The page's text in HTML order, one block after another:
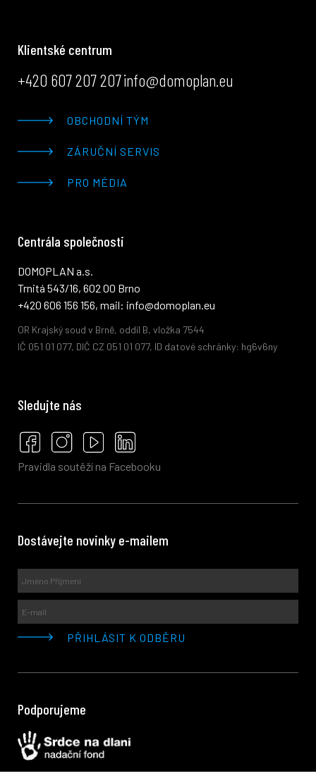
Klientské centrum
+420 607 207 207info@domoplan.eu
OBCHODNÍ TÝM
ZÁRUČNÍ SERVIS
PRO MÉDIA
Centrála společnosti
DOMOPLAN a.s.
Trnitá 543/16, 602 00 Brno
+420 606 156 156, mail: info@domoplan.eu
OR Krajský soud v Brně, oddíl B, vložka 7544
IČ 051 01 077, DIČ CZ 051 01 077, ID datové schránky: hg6v6ny
Sledujte nás
Pravidla soutěží na Facebooku
Dostávejte novinky e-mailem
Podporujeme